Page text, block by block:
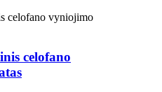
celofano